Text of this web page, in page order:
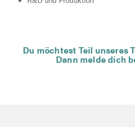
Du möchtest Teil unseres
Dann melde dich